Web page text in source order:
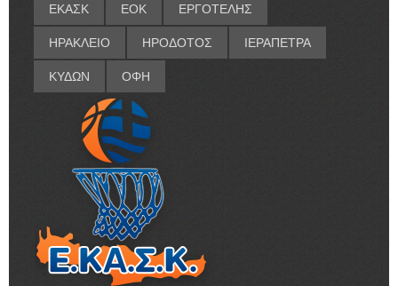
ΕΚΑΣΚ ΕΟΚ ΕΡΓΟΤΕΛΗΣ
ΗΡΑΚΛΕΙΟ ΗΡΟΔΟΤΟΣ ΙΕΡΑΠΕΤΡΑ
ΚΥΔΩΝ ΟΦΗ